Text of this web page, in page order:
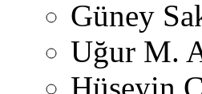
Güney
Uğur M.
Hüseyin